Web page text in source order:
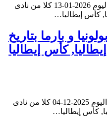
تفاصيل مباراة روما و تورينو يلتقى اليوم 2026-01-13 كلا من نادى
كأس إيطاليا…
و بارما بتاريخ
إيطاليا, كأس إيطاليا
تفاصيل مباراة بولونيا و بارما يلتقى اليوم 2025-12-04 كلا من نادى
كأس إيطاليا…